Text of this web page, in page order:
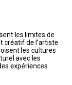
les limites de
créatif de l’artiste
les cultures
avec les
expériences